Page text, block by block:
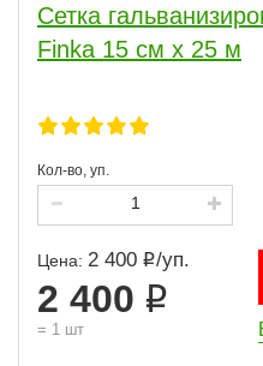
Сетка
Finka 15 см x 25 м
Кол-во, уп.
Цена: 2 400 /уп.
2 400
= 1 шт